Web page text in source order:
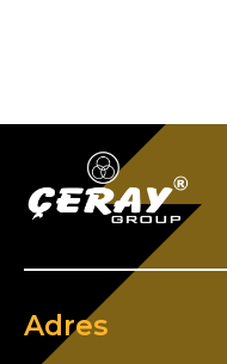
Adres